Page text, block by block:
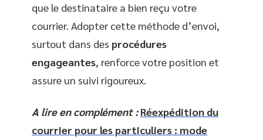
que le destinataire a bien reçu votre
courrier. Adopter cette méthode d’envoi,
surtout dans des procédures
engageantes, renforce votre position et
assure un suivi rigoureux.
A lire en complément : Réexpédition du
courrier pour les particuliers : mode